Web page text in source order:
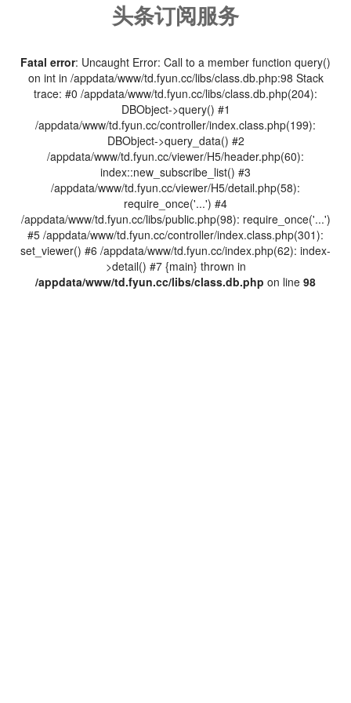
头条订阅服务
Fatal error: Uncaught Error: Call to a member function query()
on int in /appdata/www/td.fyun.cc/libs/class.db.php:98 Stack
trace: #0 /appdata/www/td.fyun.cc/libs/class.db.php(204):
DBObject->query() #1
/appdata/www/td.fyun.cc/controller/index.class.php(199):
DBObject->query_data() #2
/appdata/www/td.fyun.cc/viewer/H5/header.php(60):
index::new_subscribe_list() #3
/appdata/www/td.fyun.cc/viewer/H5/detail.php(58):
require_once('...') #4
/appdata/www/td.fyun.cc/libs/public.php(98): require_once('...')
#5 /appdata/www/td.fyun.cc/controller/index.class.php(301):
set_viewer() #6 /appdata/www/td.fyun.cc/index.php(62): index-
>detail() #7 {main} thrown in
/appdata/www/td.fyun.cc/libs/class.db.php on line 98